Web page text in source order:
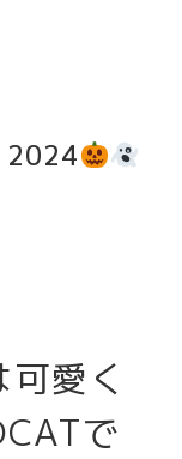
2024
愛く
で